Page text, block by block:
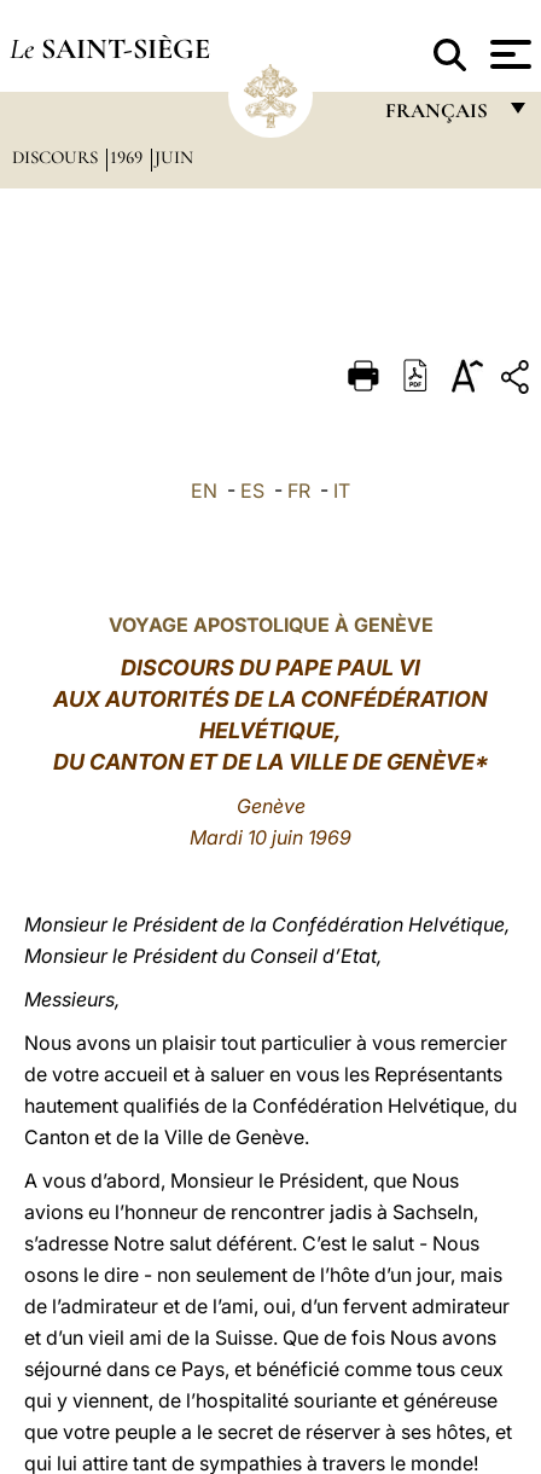
Le SAINT-SIÈGE
FRANÇAIS
DEUTSCH
DISCOURS 1969 JUIN
EN - ES - FR - IT
VOYAGE APOSTOLIQUE À GENÈVE
DISCOURS DU PAPE PAUL VI
AUX AUTORITÉS DE LA CONFÉDÉRATION
HELVÉTIQUE,
DU CANTON ET DE LA VILLE DE GENÈVE*
Genève
Mardi 10 juin 1969
Monsieur le Président de la Confédération Helvétique,
Monsieur le Président du Conseil d’Etat,
Messieurs,
Nous avons un plaisir tout particulier à vous remercier
de votre accueil et à saluer en vous les Représentants
hautement qualifiés de la Confédération Helvétique, du
Canton et de la Ville de Genève.
A vous d’abord, Monsieur le Président, que Nous
avions eu l’honneur de rencontrer jadis à Sachseln,
s’adresse Notre salut déférent. C’est le salut - Nous
osons le dire - non seulement de l’hôte d’un jour, mais
de l’admirateur et de l’ami, oui, d’un fervent admirateur
et d’un vieil ami de la Suisse. Que de fois Nous avons
séjourné dans ce Pays, et bénéficié comme tous ceux
qui y viennent, de l’hospitalité souriante et généreuse
que votre peuple a le secret de réserver à ses hôtes, et
qui lui attire tant de sympathies à travers le monde!